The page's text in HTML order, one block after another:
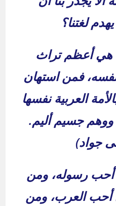
لغتنا؟
هي أعظم تراث
فمن استهان
العربية نفسها
جسيم أليم.
جواد)
أحب رسوله، ومن
أحب العرب، ومن